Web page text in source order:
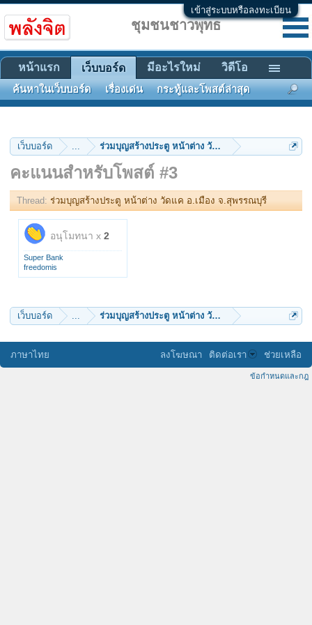
เข้าสู่ระบบหรือลงทะเบียน
เว็บบอร์ด ... ร่วมบุญสร้างประตู หน้าต่าง วัดแค อ.เมือง จ.สุพรรณบุรี
คะแนนสำหรับโพสต์ #3
Thread: ร่วมบุญสร้างประตู หน้าต่าง วัดแค อ.เมือง จ.สุพรรณบุรี
อนุโมทนา x 2
Super Bank
freedomis
เว็บบอร์ด ... ร่วมบุญสร้างประตู หน้าต่าง วัดแค อ.เมือง จ.สุพรรณบุรี
ชุมชนชาวพุทธ
หน้าแรก เว็บบอร์ด
ค้นหาในเว็บบอร์ด เรื่องเด่น กระทู้และโพสต์ล่าสุด
มีอะไรใหม่ วิดีโอ
ภาษาไทย ลงโฆษณา ติดต่อเรา ช่วยเหลือ
ข้อกำหนดและกฎ